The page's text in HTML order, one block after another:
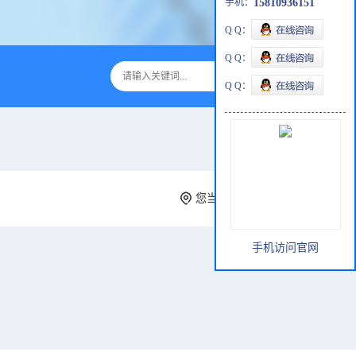
您当前的位置：
手机： 15810936151
Q Q：
Q Q：
Q Q：
手机访问官网